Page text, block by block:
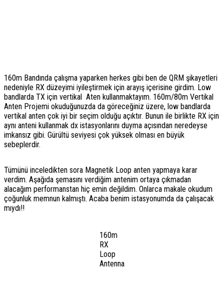
160m Bandında çalışma yaparken herkes gibi ben de QRM şikayetleri
nedeniyle RX düzeyimi iyileştirmek için arayış içerisine girdim. Low
bandlarda TX için vertikal Aten kullanmaktayım. 160m/80m Vertikal
Anten Projemi okuduğunuzda da göreceğiniz üzere, low bandlarda
vertikal anten çok iyi bir seçim olduğu açıktır. Bunun ile birlikte RX için
aynı anteni kullanmak dx istasyonlarını duyma açısından neredeyse
imkansız gibi. Gürültü seviyesi çok yüksek olması en büyük
sebeplerdir.
Tümünü inceledikten sora Magnetik Loop anten yapmaya karar
verdim. Aşağıda şemasını verdiğim antenim ortaya çıkmadan
alacağım performanstan hiç emin değildim. Onlarca makale okudum
çoğunluk memnun kalmıştı. Acaba benim istasyonumda da çalışacak
mıydı!!
160m
RX
Loop
Antenna